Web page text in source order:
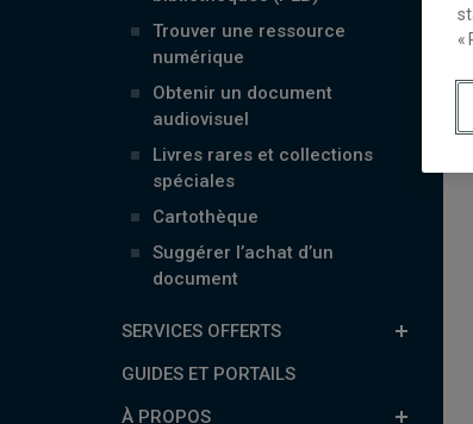
Trouver une ressource
numérique
Obtenir un document
audiovisuel
Livres rares et collections
spéciales
Cartothèque
Suggérer l’achat d’un
document
SERVICES OFFERTS
GUIDES ET PORTAILS
À PROPOS
«